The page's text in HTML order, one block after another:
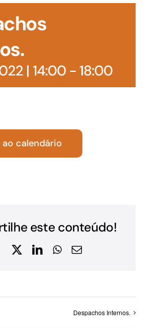
| 14:00- 18:00
calendário
este conteúdo!
Facebook
X LinkedInWhatsApp
E-
Despachos Internos.